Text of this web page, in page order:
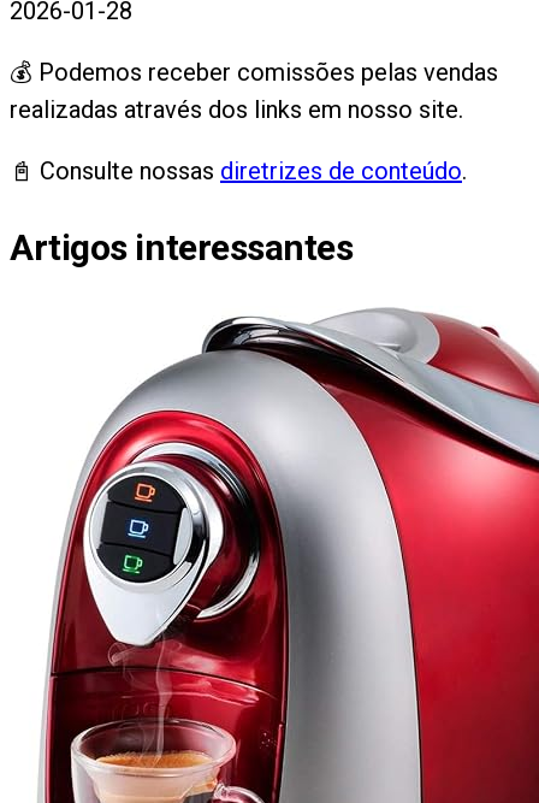
2026-01-28
💰 Podemos receber comissões pelas vendas
realizadas através dos links em nosso site.
📓 Consulte nossas diretrizes de conteúdo.
Artigos interessantes